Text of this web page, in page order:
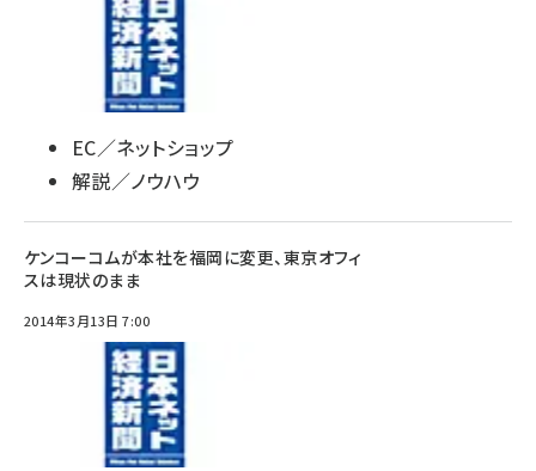
EC／ネットショップ
解説／ノウハウ
ケンコーコムが本社を福岡に変更、東京オフィ
スは現状のまま
2014年3月13日 7:00